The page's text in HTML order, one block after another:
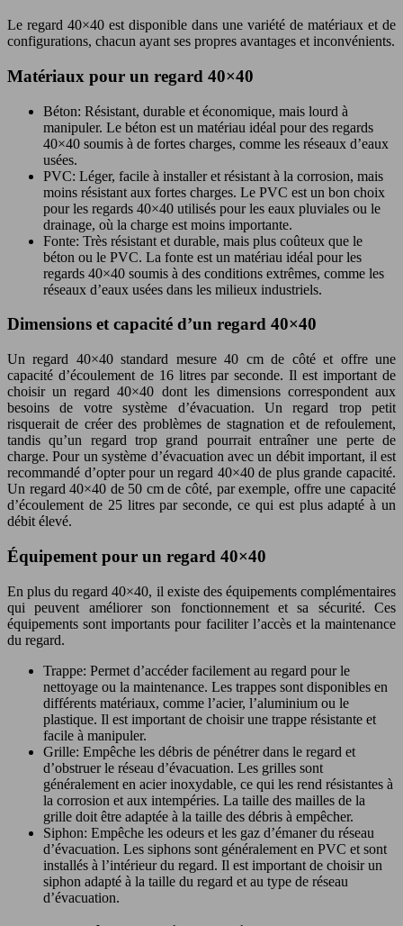
Le regard 40×40 est disponible dans une variété de matériaux et de
configurations, chacun ayant ses propres avantages et inconvénients.
Matériaux pour un regard 40×40
Béton: Résistant, durable et économique, mais lourd à
manipuler. Le béton est un matériau idéal pour des regards
40×40 soumis à de fortes charges, comme les réseaux d’eaux
usées.
PVC: Léger, facile à installer et résistant à la corrosion, mais
moins résistant aux fortes charges. Le PVC est un bon choix
pour les regards 40×40 utilisés pour les eaux pluviales ou le
drainage, où la charge est moins importante.
Fonte: Très résistant et durable, mais plus coûteux que le
béton ou le PVC. La fonte est un matériau idéal pour les
regards 40×40 soumis à des conditions extrêmes, comme les
réseaux d’eaux usées dans les milieux industriels.
Dimensions et capacité d’un regard 40×40
Un regard 40×40 standard mesure 40 cm de côté et offre une
capacité d’écoulement de 16 litres par seconde. Il est important de
choisir un regard 40×40 dont les dimensions correspondent aux
besoins de votre système d’évacuation. Un regard trop petit
risquerait de créer des problèmes de stagnation et de refoulement,
tandis qu’un regard trop grand pourrait entraîner une perte de
charge. Pour un système d’évacuation avec un débit important, il est
recommandé d’opter pour un regard 40×40 de plus grande capacité.
Un regard 40×40 de 50 cm de côté, par exemple, offre une capacité
d’écoulement de 25 litres par seconde, ce qui est plus adapté à un
débit élevé.
Équipement pour un regard 40×40
En plus du regard 40×40, il existe des équipements complémentaires
qui peuvent améliorer son fonctionnement et sa sécurité. Ces
équipements sont importants pour faciliter l’accès et la maintenance
du regard.
Trappe: Permet d’accéder facilement au regard pour le
nettoyage ou la maintenance. Les trappes sont disponibles en
différents matériaux, comme l’acier, l’aluminium ou le
plastique. Il est important de choisir une trappe résistante et
facile à manipuler.
Grille: Empêche les débris de pénétrer dans le regard et
d’obstruer le réseau d’évacuation. Les grilles sont
généralement en acier inoxydable, ce qui les rend résistantes à
la corrosion et aux intempéries. La taille des mailles de la
grille doit être adaptée à la taille des débris à empêcher.
Siphon: Empêche les odeurs et les gaz d’émaner du réseau
d’évacuation. Les siphons sont généralement en PVC et sont
installés à l’intérieur du regard. Il est important de choisir un
siphon adapté à la taille du regard et au type de réseau
d’évacuation.